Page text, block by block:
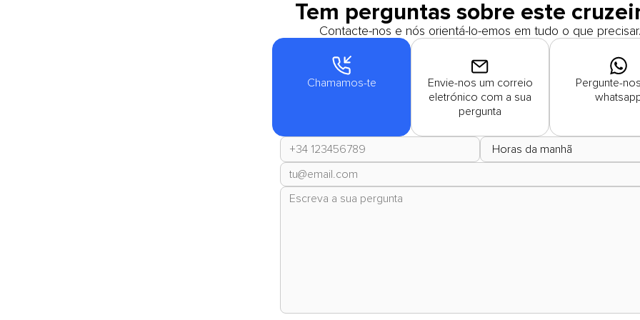
Tem perguntas sobre este
Contacte-nos e nós orientá-lo-emos em tudo o que precisar.
Chamamos-te
Envie-nos um correio
eletrónico com a sua
pergunta
Pergunte-